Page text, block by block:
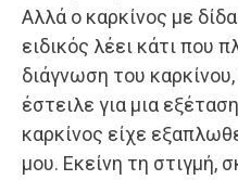
Αλλά ο καρκίνος με
ειδικός λέει κάτι που
διάγνωση του
έστειλε για μια
καρκίνος είχε
μου. Εκείνη τη στιγμή,